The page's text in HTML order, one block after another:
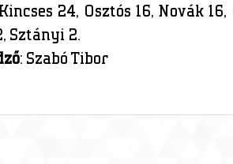
Kincses 24, Osztós 16, Novák
Sztányi 2.
: Szabó Tibor